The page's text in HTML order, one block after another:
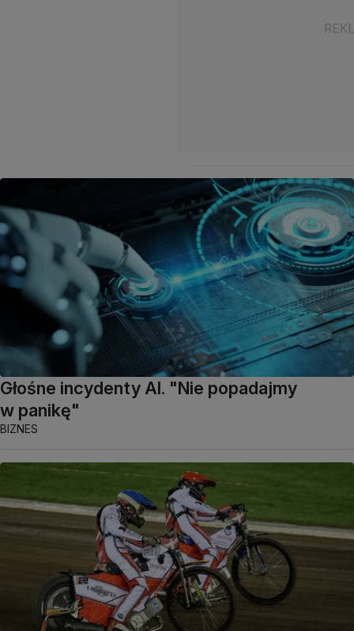
Głośne incydenty AI. "Nie popadajmy
w panikę"
BIZNES